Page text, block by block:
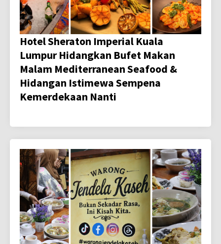
Hotel Sheraton Imperial Kuala
Lumpur Hidangkan Bufet Makan
Malam Mediterranean Seafood &
Hidangan Istimewa Sempena
Kemerdekaan Nanti